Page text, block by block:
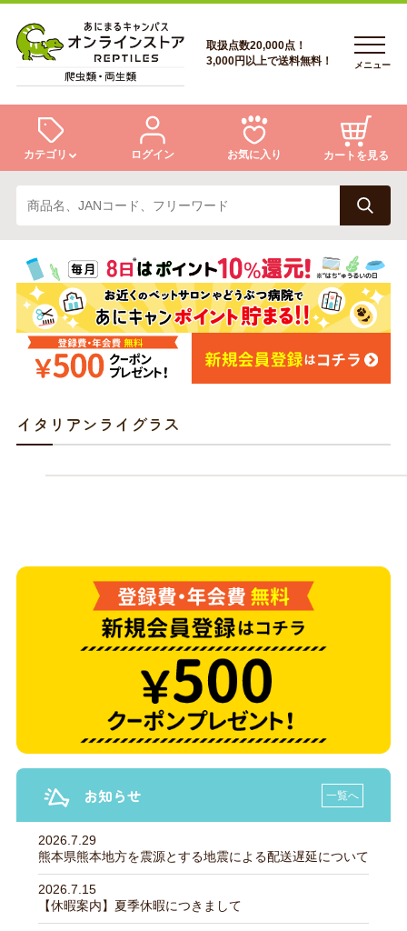
会員登録
あにまるキャンパスについて
アフターサービス
取扱点数20,000点！
3,000円以上で送料無料！
メニュー
カテゴリ
トカゲ ヘビ
カメ 両生類
ログイン お気に入り カートを見る
あにまるキャンパスについて
アフターサービス
商品リクエスト
イタリアンライグラス
お知らせ 一覧へ
2026.7.29
熊本県熊本地方を震源とする地震による配送遅延について
2026.7.15
【休暇案内】夏季休暇につきまして